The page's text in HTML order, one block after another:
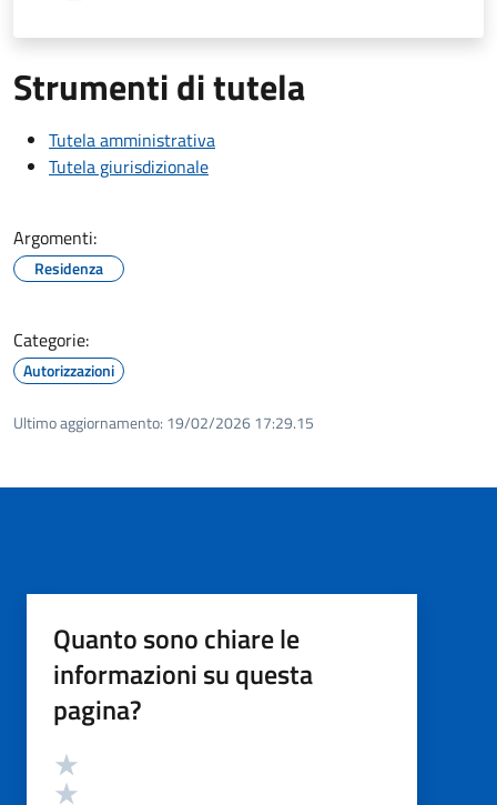
Strumenti di tutela
Tutela amministrativa
Tutela giurisdizionale
Argomenti:
Residenza
Categorie:
Autorizzazioni
Ultimo aggiornamento: 19/02/2026 17:29.15
Quanto sono chiare le
informazioni su questa
pagina?
Valutazione